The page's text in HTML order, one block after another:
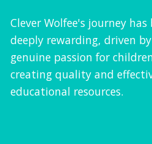
Clever Wolfee's journey has
deeply rewarding, driven
genuine passion for
creating quality and
educational resources.